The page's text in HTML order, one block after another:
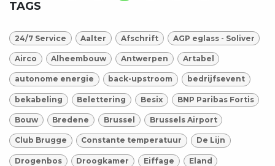
TAGS
24/7 Service Aalter Afschrift AGP eglass - Soliver
Airco Alheembouw Antwerpen Artabel
autonome energie back-upstroom bedrijfsevent
bekabeling Belettering Besix BNP Paribas Fortis
Bouw Bredene Brussel Brussels Airport
Club Brugge Constante temperatuur De Lijn
Drogenbos Droogkamer Eiffage Eland